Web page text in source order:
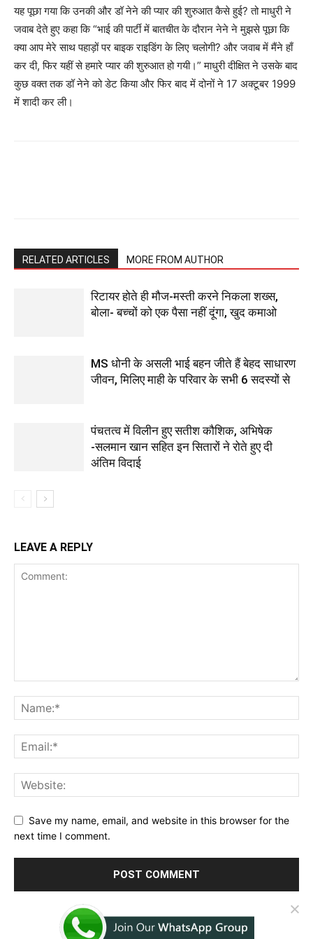
यह पूछा गया कि उनकी और डॉ नेने की प्यार की शुरुआत कैसे हुई? तो माधुरी ने
जवाब देते हुए कहा कि “भाई की पार्टी में बातचीत के दौरान नेने ने मुझसे पूछा कि
क्या आप मेरे साथ पहाड़ों पर बाइक राइडिंग के लिए चलोगी? और जवाब में मैंने हाँ
कर दी, फिर यहीं से हमारे प्यार की शुरुआत हो गयी।” माधुरी दीक्षित ने उसके बाद
कुछ वक्त तक डॉ नेने को डेट किया और फिर बाद में दोनों ने 17 अक्टूबर 1999
में शादी कर ली।
RELATED ARTICLES MORE FROM AUTHOR
रिटायर होते ही मौज-मस्ती करने निकला शख्स,
बोला- बच्चों को एक पैसा नहीं दूंगा, खुद कमाओ
MS धोनी के असली भाई बहन जीते हैं बेहद साधारण
जीवन, मिलिए माही के परिवार के सभी 6 सदस्यों से
पंचतत्व में विलीन हुए सतीश कौशिक, अभिषेक
-सलमान खान सहित इन सितारों ने रोते हुए दी
अंतिम विदाई
LEAVE A REPLY
Save my name, email, and website in this browser for the
next time I comment.